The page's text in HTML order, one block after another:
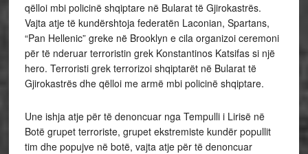
qëlloi mbi policinë shqiptare në Bularat të Gjirokastrës.
Vajta atje të kundërshtoja federatën Laconian, Spartans,
“Pan Hellenic” greke në Brooklyn e cila organizoi ceremoni
për të nderuar terroristin grek Konstantinos Katsifas si një
hero. Terroristi grek terrorizoi shqiptarët në Bularat të
Gjirokastrës dhe qëlloi me armë mbi policinë shqiptare.
Une ishja atje për të denoncuar nga Tempulli i Lirisë në
Botë grupet terroriste, grupet ekstremiste kundër popullit
tim dhe popujve në botë, vajta atje për të denoncuar